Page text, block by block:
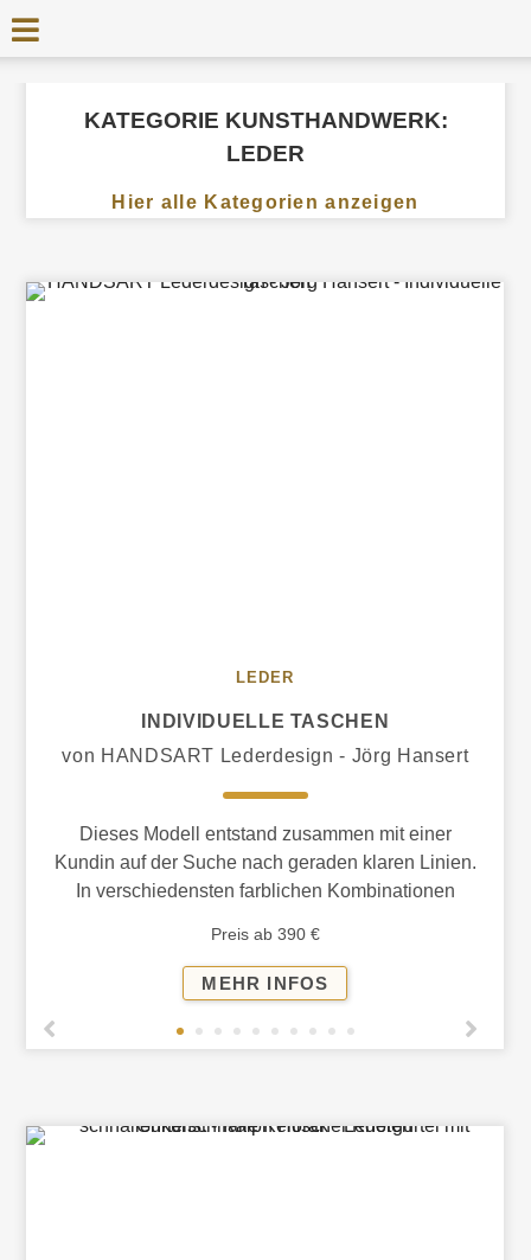
KATEGORIE KUNSTHANDWERK:
LEDER
Hier alle Kategorien anzeigen
LEDER
INDIVIDUELLE TASCHEN
von HANDSART Lederdesign - Jörg Hansert
Dieses Modell entstand zusammen mit einer
Kundin auf der Suche nach geraden klaren Linien.
In verschiedensten farblichen Kombinationen
Preis ab 390 €
MEHR INFOS